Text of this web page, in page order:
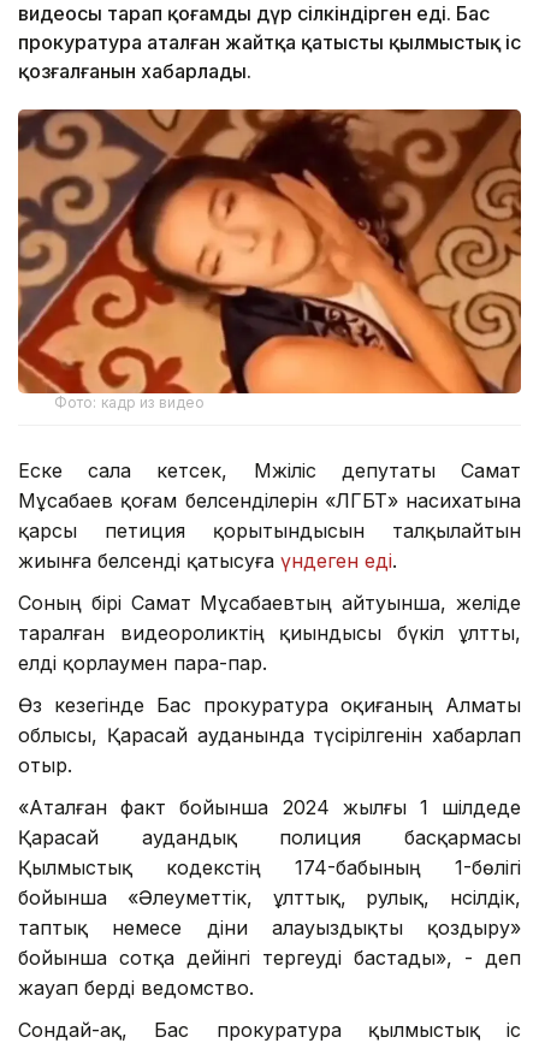
видеосы тарап қоғамды дүр сілкіндірген еді. Бас
прокуратура аталған жайтқа қатысты қылмыстық іс
қозғалғанын хабарлады.
Фото: кадр из видео
Еске сала кетсек, Мәжіліс депутаты Самат
Мұсабаев қоғам белсенділерін «ЛГБТ» насихатына
қарсы петиция қорытындысын талқылайтын
жиынға белсенді қатысуға үндеген еді.
Соның бірі Самат Мұсабаевтың айтуынша, желіде
таралған видеороликтің қиындысы бүкіл ұлтты,
елді қорлаумен пара-пар.
Өз кезегінде Бас прокуратура оқиғаның Алматы
облысы, Қарасай ауданында түсірілгенін хабарлап
отыр.
«Аталған факт бойынша 2024 жылғы 1 шілдеде
Қарасай аудандық полиция басқармасы
Қылмыстық кодекстің 174-бабының 1-бөлігі
бойынша «Әлеуметтік, ұлттық, рулық, нәсілдік,
таптық немесе діни алауыздықты қоздыру»
бойынша сотқа дейінгі тергеуді бастады», - деп
жауап берді ведомство.
Сондай-ақ, Бас прокуратура қылмыстық іс